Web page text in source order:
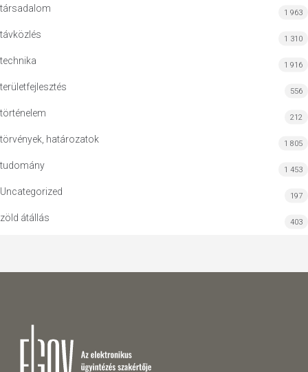
társadalom 1 963
távközlés 1 310
technika 1 916
területfejlesztés 556
történelem 212
törvények, határozatok 1 805
tudomány 1 453
Uncategorized 197
zöld átállás 403